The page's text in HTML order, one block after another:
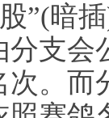
”(暗
分支会
次。